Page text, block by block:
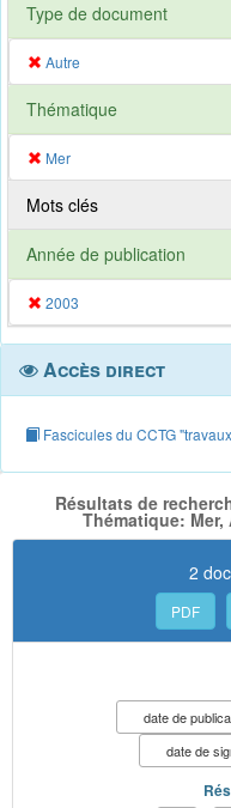
Type de document
Autre
Thématique
Mer
Mots clés
Année de publication
2003
Accès direct
Fascicules du CCTG
Résultats de
Thématique:
2
PDF
date de
date de